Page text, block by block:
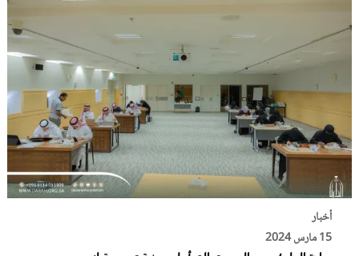
أخبار
15 مارس 2024